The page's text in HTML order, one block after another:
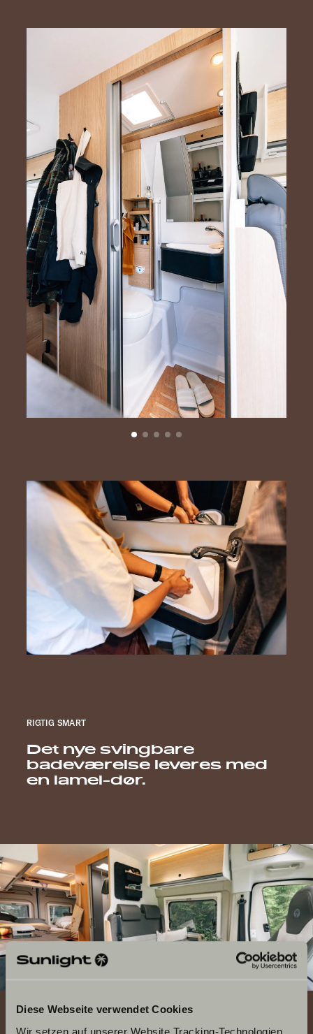
Diese Webseite verwendet Cookies
Wir setzen auf unserer Website Tracking-Technologien
RIGTIG SMART
Det nye svingbare
badeværelse leveres med
en lamel-dør.